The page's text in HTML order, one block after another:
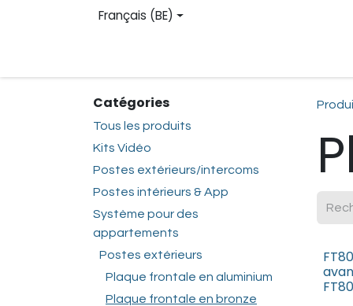
Se rendre au contenuFrançais (BE)
Catégories
Tous les produits
Kits Vidéo
Postes extérieurs/intercoms
Postes intérieurs & App
Système pour des
appartements
Postes extérieurs
Plaque frontale en aluminium
Plaque frontale en bronze